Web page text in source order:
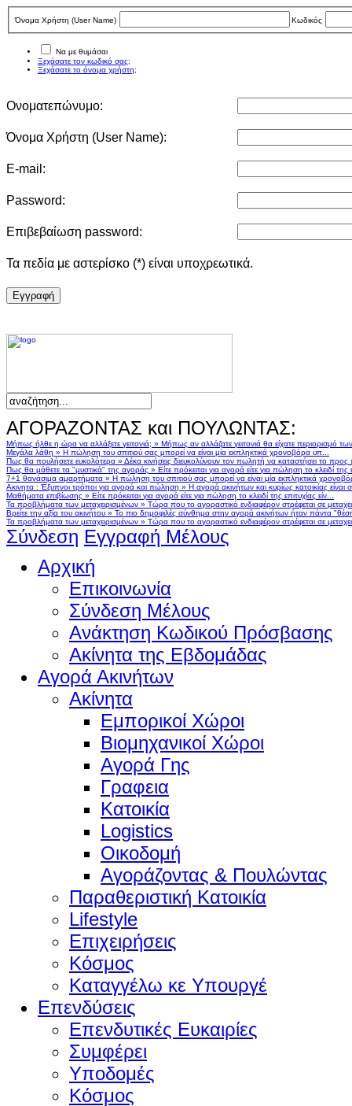
Όνομα Χρήστη (User Νame) Κωδικός
Να με θυμάσαι
Ξεχάσατε τον κωδικό σας;
Ξεχάσατε το όνομα χρήστη;
Ονοματεπώνυμο:
Όνομα Χρήστη (User Νame):
E-mail:
Password:
Επιβεβαίωση password:
Τα πεδία με αστερίσκο (*) είναι υποχρεωτικά.
Eγγραφή
ΑΓΟΡΑΖΟΝΤΑΣ και ΠΟΥΛΩΝΤΑΣ:
Μήπως ήλθε η ώρα να αλλάξετε γειτονιά; » Μήπως αν αλλάζατε γειτονιά θα είχατε περιορισμό
Μεγάλα λάθη » Η πώληση του σπιτιού σας μπορεί να είναι μία εκπληκτικά χρονοβόρα υπ...
Πως θα πουλήσετε ευκολότερα » Δέκα κινήσεις διευκολύνουν τον πωλητή να καταστήσει το
Πως θα μάθετε τα "μυστικά" της αγοράς » Είτε πρόκειται για αγορά είτε για πώληση το κλειδί της
7+1 θανάσιμα αμαρτήματα » Η πώληση του σπιτιού σας μπορεί να είναι μία εκπληκτικά
Ακινητα : Έξυπνοι τρόποι για αγορά και πώληση » Η αγορά ακινήτων και κυρίως κατοικίας
Μαθήματα επιβίωσης » Είτε πρόκειται για αγορά είτε για πώληση το κλειδί της επιτυχίας είν...
Τα προβλήματα των μεταχειρισμένων » Τώρα που το αγοραστικό ενδιαφέρον στρέφεται σε
Βρείτε την αξία του ακινήτου » Το πιο δημοφιλές σύνθημα στην αγορά ακινήτων ήταν πάντα
Τα προβλήματα των μεταχειρισμένων » Τώρα που το αγοραστικό ενδιαφέρον στρέφεται σε
Σύνδεση Εγγραφή Μέλους
Αρχική
Επικοινωνία
Σύνδεση Μέλους
Ανάκτηση Κωδικού Πρόσβασης
Ακίνητα της Εβδομάδας
Αγορά Ακινήτων
Ακίνητα
Εμπορικοί Χώροι
Βιομηχανικοί Χώροι
Αγορά Γης
Γραφεια
Κατοικία
Logistics
Οικοδομή
Αγοράζοντας & Πουλώντας
Παραθεριστική Κατοικία
Lifestyle
Επιχειρήσεις
Κόσμος
Καταγγέλω κε Υπουργέ
Επενδύσεις
Επενδυτικές Ευκαιρίες
Συμφέρει
Υποδομές
Κόσμος